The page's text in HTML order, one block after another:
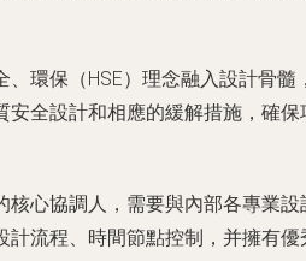
環保（HSE）理念融入設計骨
全設計和相應的緩解措施，確保
心協調人，需要與內部各專業
流程、時間節點控制，并擁有優